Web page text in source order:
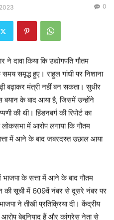
0
ने दावा किया कि उद्योगपति गौतम
समृद्ध हुए। राहुल गांधी पर निशाना
बढ़ाकर मंत्री नहीं बन सकता। सुधीर
बयान के बाद आया है, जिसमें उन्होंने
की थी। हिंडनबर्ग की रिपोर्ट का
लोकसभा में आरोप लगाया कि गौतम
में आने के बाद जबरदस्त उछाल आया
भाजपा के सत्ता में आने के बाद गौतम
की सूची में 609वें नंबर से दूसरे नंबर पर
ने तीखी प्रतिक्रिया दी। केंद्रीय
बेबुनियाद हैं और कांग्रेस नेता से